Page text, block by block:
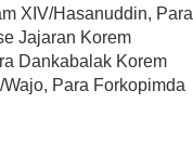
XIV/Hasanuddin, Para
Jajaran Korem
Dankabalak Korem
Para Forkopimda